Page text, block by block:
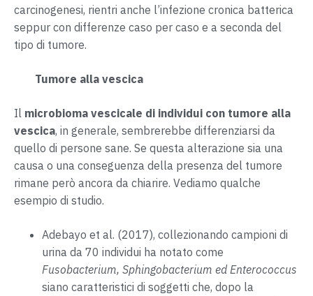
carcinogenesi, rientri anche l’infezione cronica batterica
seppur con differenze caso per caso e a seconda del
tipo di tumore.
Tumore alla vescica
Il microbioma vescicale di individui con tumore alla
vescica, in generale, sembrerebbe differenziarsi da
quello di persone sane. Se questa alterazione sia una
causa o una conseguenza della presenza del tumore
rimane però ancora da chiarire. Vediamo qualche
esempio di studio.
Adebayo et al. (2017), collezionando campioni di
urina da 70 individui ha notato come
Fusobacterium, Sphingobacterium ed Enterococcus
siano caratteristici di soggetti che, dopo la